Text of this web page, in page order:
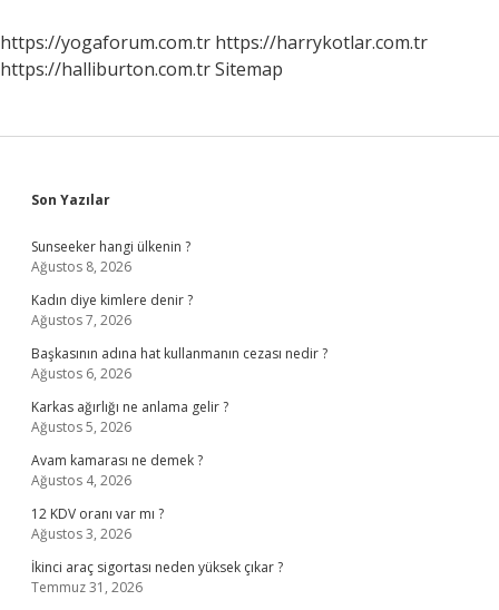
https://yogaforum.com.tr https://harrykotlar.com.tr
https://halliburton.com.trSitemap
Sidebar
Son Yazılar
Sunseeker hangi ülkenin ?
Ağustos 8, 2026
Kadın diye kimlere denir ?
Ağustos 7, 2026
Başkasının adına hat kullanmanın cezası nedir ?
Ağustos 6, 2026
Karkas ağırlığı ne anlama gelir ?
Ağustos 5, 2026
Avam kamarası ne demek ?
Ağustos 4, 2026
12 KDV oranı var mı ?
Ağustos 3, 2026
İkinci araç sigortası neden yüksek çıkar ?
Temmuz 31, 2026